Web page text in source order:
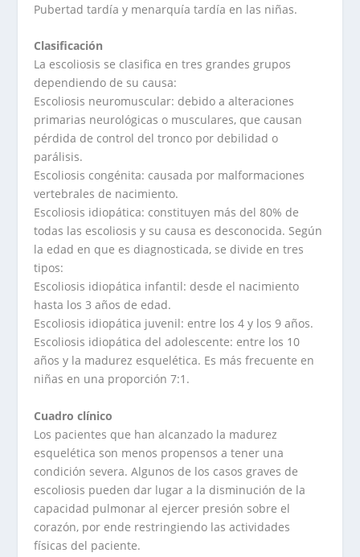
Pubertad tardía y menarquía tardía en las niñas.
Clasificación
La escoliosis se clasifica en tres grandes grupos
dependiendo de su causa:
Escoliosis neuromuscular: debido a alteraciones
primarias neurológicas o musculares, que causan
pérdida de control del tronco por debilidad o
parálisis.
Escoliosis congénita: causada por malformaciones
vertebrales de nacimiento.
Escoliosis idiopática: constituyen más del 80% de
todas las escoliosis y su causa es desconocida. Según
la edad en que es diagnosticada, se divide en tres
tipos:
Escoliosis idiopática infantil: desde el nacimiento
hasta los 3 años de edad.
Escoliosis idiopática juvenil: entre los 4 y los 9 años.
Escoliosis idiopática del adolescente: entre los 10
años y la madurez esquelética. Es más frecuente en
niñas en una proporción 7:1.
Cuadro clínico
Los pacientes que han alcanzado la madurez
esquelética son menos propensos a tener una
condición severa. Algunos de los casos graves de
escoliosis pueden dar lugar a la disminución de la
capacidad pulmonar al ejercer presión sobre el
corazón, por ende restringiendo las actividades
físicas del paciente.